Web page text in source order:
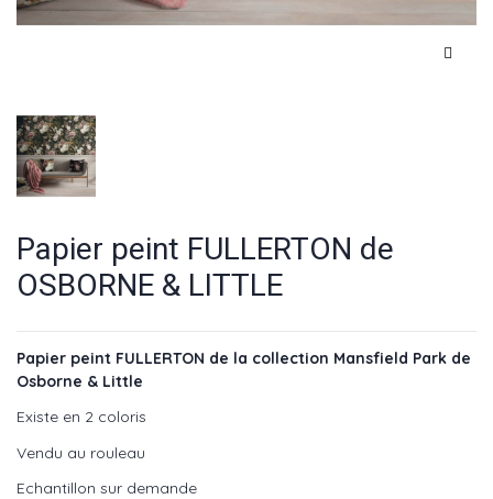
Papier peint FULLERTON de
OSBORNE & LITTLE
Papier peint FULLERTON de la collection Mansfield Park de
Osborne & Little
Existe en 2 coloris
Vendu au rouleau
Echantillon sur demande